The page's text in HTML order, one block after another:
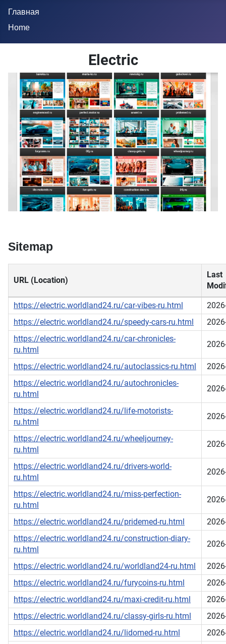
Главная
Home
Electric
Sitemap
URL (Location)
Last
https://electric.worldland24.ru/car-vibes-ru.html
https://electric.worldland24.ru/speedy-cars-ru.html
https://electric.worldland24.ru/car-chronicles-
ru.html
https://electric.worldland24.ru/autoclassics-ru.html
https://electric.worldland24.ru/autochronicles-
ru.html
https://electric.worldland24.ru/life-motorists-
ru.html
https://electric.worldland24.ru/wheeljourney-
ru.html
https://electric.worldland24.ru/drivers-world-
ru.html
https://electric.worldland24.ru/miss-perfection-
ru.html
https://electric.worldland24.ru/pridemed-ru.html
https://electric.worldland24.ru/construction-diary-
ru.html
https://electric.worldland24.ru/worldland24-ru.html
https://electric.worldland24.ru/furycoins-ru.html
https://electric.worldland24.ru/maxi-credit-ru.html
https://electric.worldland24.ru/classy-girls-ru.html
https://electric.worldland24.ru/lidomed-ru.html